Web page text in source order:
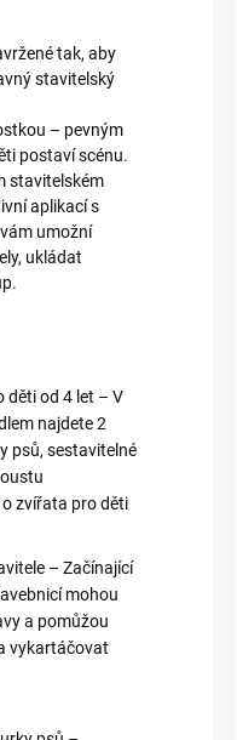
tak, aby
stavitelský
– pevným
postaví scénu.
stavitelském
aplikací s
umožní
ukládat
děti od 4 let – V
najdete 2
psů, sestavitelné
zvířata pro děti
– Začínající
mohou
a pomůžou
vykartáčovat